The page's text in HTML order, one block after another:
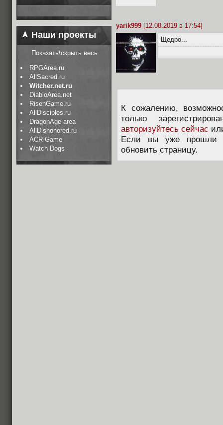
Наши проекты
Показать\скрыть весь
RPGArea.ru
AllSacred.ru
Witcher.net.ru
DiabloArea.net
RisenGame.ru
AllDisciples.ru
DragonAge-area
AllDishonored.ru
ACR-Game
Watch Dogs
yarik999 [12.08.2019 в 17:54]
Щедро...
К сожалению,
только
авторизуйтесь сейчас
Если вы уже прошли
обновить страницу.